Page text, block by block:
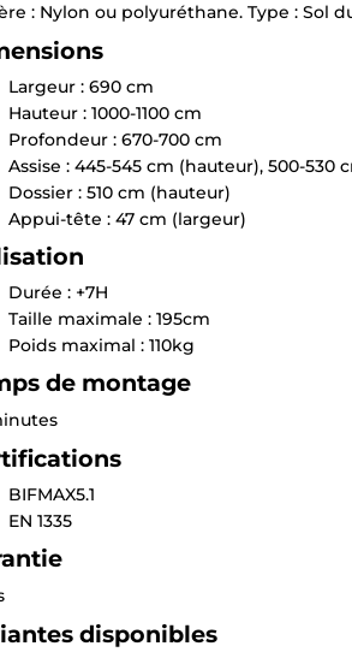
: Nylon ou polyuréthane. Type : Sol
Largeur : 690 cm
Hauteur : 1000-1100 cm
Profondeur : 670-700 cm
Assise : 445-545 cm (hauteur), 500-530
Dossier : 510 cm (hauteur)
Appui-tête : 47 cm (largeur)
Durée : +7H
Taille maximale : 195cm
Poids maximal : 110kg
de montage
BIFMAX5.1
EN 1335
disponibles